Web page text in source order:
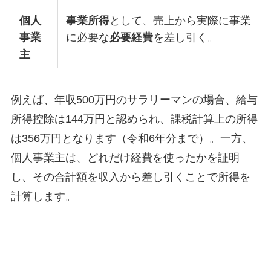
個人
事業
主
事業所得として、売上から実際に事業
に必要な必要経費を差し引く。
例えば、年収500万円のサラリーマンの場合、給与
所得控除は144万円と認められ、課税計算上の所得
は356万円となります（令和6年分まで）。一方、
個人事業主は、どれだけ経費を使ったかを証明
し、その合計額を収入から差し引くことで所得を
計算します。